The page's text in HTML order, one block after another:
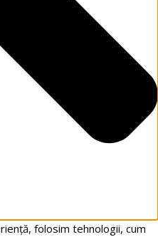
folosim tehnologii, cum